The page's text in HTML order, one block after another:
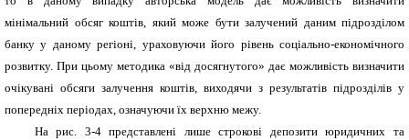
мінімальний обсяг коштів, який може бути залучений даним підрозділом
банку у даному регіоні, ураховуючи його рівень соціально-економічного
розвитку. При цьому методика «від досягнутого» дає можливість визначити
очікувані обсяги залучення коштів, виходячи з результатів підрозділів у
попередніх періодах, означуючи їх верхню межу.
На рис. 3-4 представлені лише строкові депозити юридичних та